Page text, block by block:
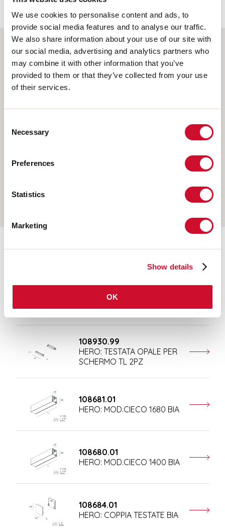
We use cookies to personalise content and ads, to
provide social media features and to analyse our traffic.
We also share information about your use of our site with
our social media, advertising and analytics partners who
may combine it with other information that you’ve
provided to them or that they’ve collected from your use
of their services.
Selection
Necessary
Preferences
Statistics
Marketing
Show details
OK
Wählen Sie Ihr Produkt
MONTAGEART
DECKENMONTAGE
AUFHÄNGELEUCHTEN
SCHIENE
Ergänzendes Zubehör
108677.01
HERO: MOD.CIECO ANG.SX
150 BIA
108930.99
HERO: TESTATA OPALE PER
SCHERMO TL 2PZ
108681.01
HERO: MOD.CIECO 1680 BIA
108680.01
HERO: MOD.CIECO 1400 BIA
108684.01
HERO: COPPIA TESTATE BIA